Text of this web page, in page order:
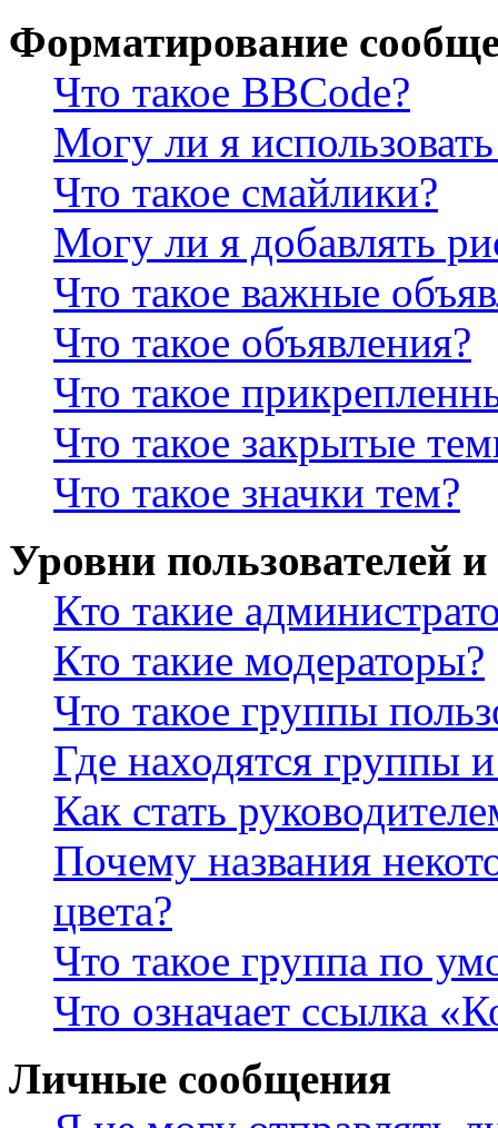
Форматирование
Что такое BBCode?
Могу ли я
Что такое смайлики?
Могу ли я добавлять
Что такое важные
Что такое объявления?
Что такое
Что такое закрытые
Что такое значки тем?
Уровни пользователей
Кто такие
Кто такие модераторы?
Что такое группы
Где находятся группы
Как стать
Почему названия
цвета?
Что такое группа по
Что означает ссылка
Личные сообщения